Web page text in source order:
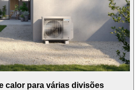
calor para várias divisões